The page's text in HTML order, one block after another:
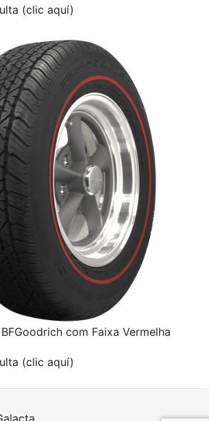
(clic aquí)
com Faixa Vermelha
(clic aquí)